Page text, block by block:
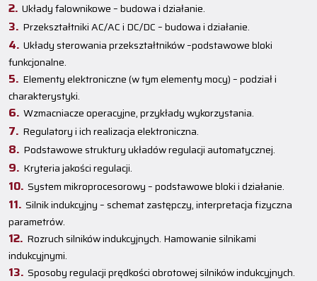
Układy falownikowe – budowa i działanie.
Przekształtniki AC/AC i DC/DC – budowa i działanie.
Układy sterowania przekształtników –podstawowe bloki
funkcjonalne.
Elementy elektroniczne (w tym elementy mocy) – podział i
charakterystyki.
Wzmacniacze operacyjne, przykłady wykorzystania.
Regulatory i ich realizacja elektroniczna.
Podstawowe struktury układów regulacji automatycznej.
Kryteria jakości regulacji.
System mikroprocesorowy – podstawowe bloki i działanie.
Silnik indukcyjny – schemat zastępczy, interpretacja fizyczna
parametrów.
Rozruch silników indukcyjnych. Hamowanie silnikami
indukcyjnymi.
Sposoby regulacji prędkości obrotowej silników indukcyjnych.